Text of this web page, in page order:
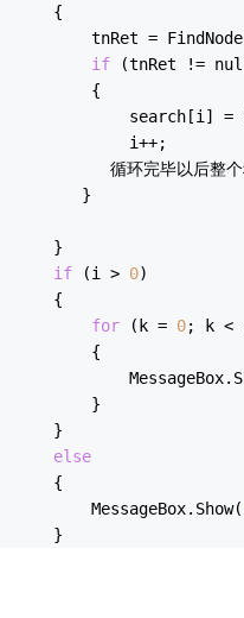
{
tnRet =
if (tnRet !=
{
search[i] =
i++;
循环完毕以后整个
}
}
if (i > 0)
{
for (k = 0; k <
{
}
}
else
{
MessageBox.Show(
}